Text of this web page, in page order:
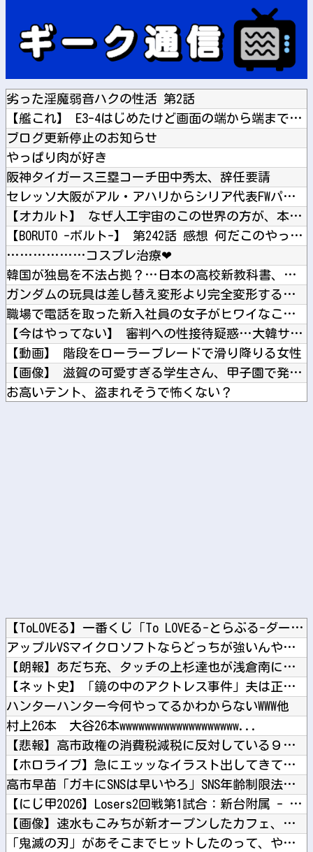
劣った淫魔弱音ハクの性活 第2話
【艦これ】 E3-4はじめたけど画面の端から端まで行くんだな...
ブログ更新停止のお知らせ
やっぱり肉が好き
阪神タイガース三塁コーチ田中秀太、辞任要請
セレッソ大阪がアル・アハリからシリア代表FWパブロ・サバック...
【オカルト】 なぜ人工宇宙のこの世界の方が、本物の宇宙より本...
【BORUTO -ボルト-】 第242話 感想 何だこのやっ...
………………コスプレ治療❤
韓国が独島を不法占拠？…日本の高校新教科書、また強引な主張＝...
ガンダムの玩具は差し替え変形より完全変形する方がいいよね
職場で電話を取った新入社員の女子がヒワイなことを言われてショ...
【今はやってない】 審判への性接待疑惑…大韓サッカー協会が声...
【動画】 階段をローラーブレードで滑り降りる女性
【画像】 滋賀の可愛すぎる学生さん、甲子園で発見される
お高いテント、盗まれそうで怖くない？
【ToLOVEる】一番くじ「To LOVEる-とらぶる-ダー...
アップルVSマイクロソフトならどっちが強いんや？他
【朗報】あだち充、タッチの上杉達也が浅倉南に告白したシーンを...
【ネット史】「鏡の中のアクトレス事件」夫は正しかったのに、な...
ハンターハンター今何やってるかわからないWWW他
村上26本 大谷26本wwwwwwwwwwwwwwwwwww...
【悲報】高市政権の消費税減税に反対している９人の自民党議員が...
【ホロライブ】急にエッッなイラスト出してきてびっくりしたで他
高市早苗「ガキにSNSは早いやろ」SNS年齢制限法案提出検討...
【にじ甲2026】Losers2回戦第1試合：新台附属 - ...
【画像】速水もこみちが新オープンしたカフェ、サンドイッチ1つ...
「鬼滅の刃」があそこまでヒットしたのって、やっぱ『ノイズ』が...